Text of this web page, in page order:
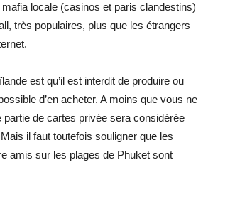
locale (casinos et paris clandestins)
très populaires, plus que les étrangers
est qu’il est interdit de produire ou
d’en acheter. A moins que vous ne
de cartes privée sera considérée
il faut toutefois souligner que les
amis sur les plages de Phuket sont